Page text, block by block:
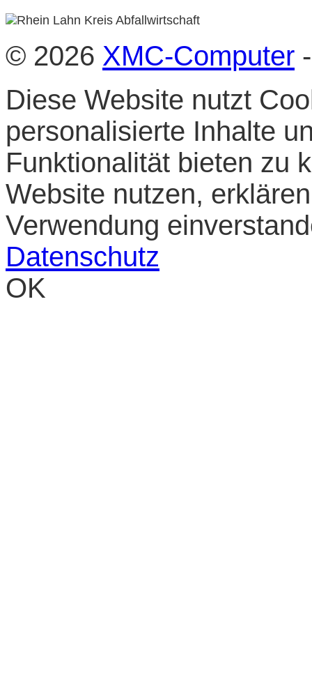
© 2026 XMC-Computer
Diese Website nutzt
personalisierte Inhalte
Funktionalität bieten zu
Website nutzen,
Verwendung
Datenschutz
OK